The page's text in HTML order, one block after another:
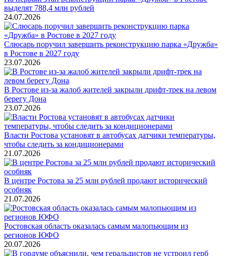
выделят 788,4 млн рублей
24.07.2026
Слюсарь поручил завершить реконструкцию парка «Дружба»
в Ростове в 2027 году
23.07.2026
В Ростове из-за жалоб жителей закрыли дрифт-трек на левом
берегу Дона
23.07.2026
Власти Ростова установят в автобусах датчики температуры,
чтобы следить за кондиционерами
21.07.2026
В центре Ростова за 25 млн рублей продают исторический
особняк
21.07.2026
Ростовская область оказалась самым малопьющим из
регионов ЮФО
20.07.2026